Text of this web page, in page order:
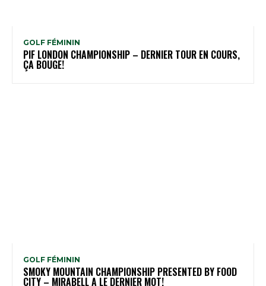
GOLF FÉMININ
PIF LONDON CHAMPIONSHIP – DERNIER TOUR EN COURS,
ÇA BOUGE!
GOLF FÉMININ
SMOKY MOUNTAIN CHAMPIONSHIP PRESENTED BY FOOD
CITY – MIRABELL A LE DERNIER MOT!